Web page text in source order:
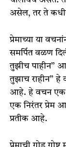
असेल, तर ते
प्रेमाच्या या
समर्पित वळण
तुझीच पाहीन”
तुझाच राहीन” हे
आहे. हे वचन एक
एक निरंतर प्रेम
प्रतीक आहे.